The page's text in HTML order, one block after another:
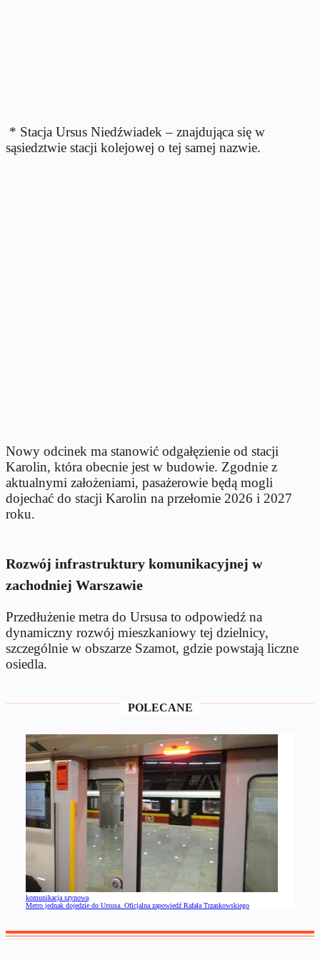
* Stacja Ursus Niedźwiadek – znajdująca się w
sąsiedztwie stacji kolejowej o tej samej nazwie.
Nowy odcinek ma stanowić odgałęzienie od stacji
Karolin, która obecnie jest w budowie. Zgodnie z
aktualnymi założeniami, pasażerowie będą mogli
dojechać do stacji Karolin na przełomie 2026 i 2027
roku.
Rozwój infrastruktury komunikacyjnej w
zachodniej Warszawie
Przedłużenie metra do Ursusa to odpowiedź na
dynamiczny rozwój mieszkaniowy tej dzielnicy,
szczególnie w obszarze Szamot, gdzie powstają liczne
osiedla.
POLECANE
komunikacja szynowa
Metro jednak dojedzie do Ursusa. Oficjalna zapowiedź Rafała Trzaskowskiego